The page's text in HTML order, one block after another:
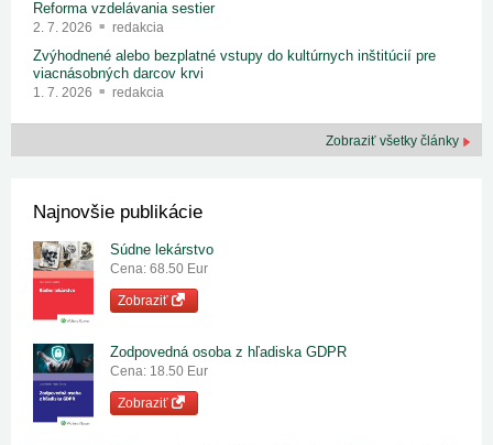
Reforma vzdelávania sestier
2. 7. 2026 redakcia
Zvýhodnené alebo bezplatné vstupy do kultúrnych inštitúcií pre
viacnásobných darcov krvi
1. 7. 2026 redakcia
Zobraziť všetky články
Najnovšie publikácie
Súdne lekárstvo
Cena: 68.50 Eur
Zobraziť
Zodpovedná osoba z hľadiska GDPR
Cena: 18.50 Eur
Zobraziť